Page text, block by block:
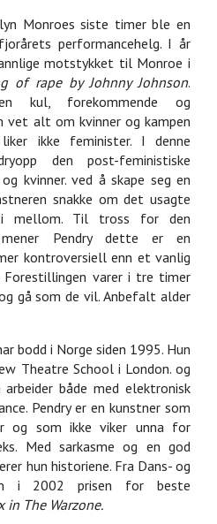
Monroes siste timer ble en
performancehelg. I år
motstykket til Monroe i
of rape by Johnny Johnson.
kul, forekommende og
vet alt om kvinner og kampen
ikke feminister. I denne
den post-feministiske
kvinner. ved å skape seg en
snakke om det usagte
i mellom. Til tross for den
Pendry dette er en
kontroversiell enn et vanlig
Forestillingen varer i tre timer
gå som de vil. Anbefalt alder
bodd i Norge siden 1995. Hun
Theatre School i London. og
både med elektronisk
Pendry er en kunstner som
og som ikke viker unna for
Med sarkasme og en god
hun historiene. Fra Dans- og
i 2002 prisen for beste
in The Warzone.